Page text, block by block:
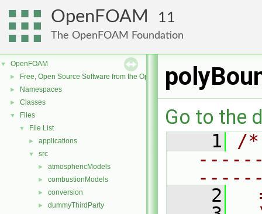
OpenFOAM 11
The OpenFOAM Foundation
▼ OpenFOAM
► Free, Open Source Software from the OpenFOAM Foundation
► Namespaces
► Classes
▼ Files
▼ File List
► applications
▼ src
► atmosphericModels
► combustionModels
► conversion
► dummyThirdParty
Go to the
    1
/
    2